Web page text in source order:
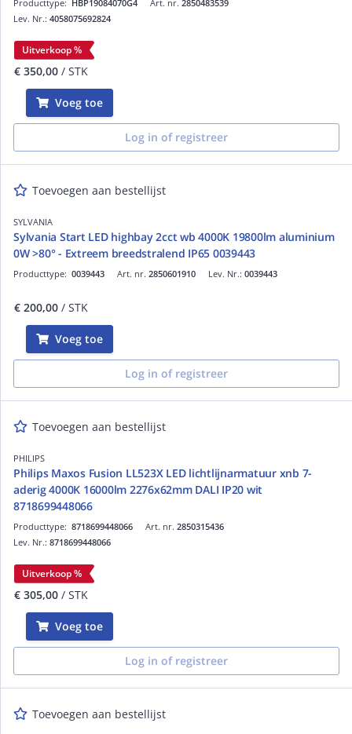
Art. nr. 2850483539
Producttype: HBP19084070G4
Lev. Nr.: 4058075692824
Uitverkoop %
€ 350,00 / STK
Voeg toe
Log in of registreer
Toevoegen aan bestellijst
SYLVANIA
Sylvania Start LED highbay 2cct wb 4000K 19800lm aluminium
0W >80° - Extreem breedstralend IP65 0039443
Art. nr. 2850601910
Producttype: 0039443 Lev. Nr.: 0039443
€ 200,00 / STK
Voeg toe
Log in of registreer
Toevoegen aan bestellijst
PHILIPS
Philips Maxos Fusion LL523X LED lichtlijnarmatuur xnb 7-
aderig 4000K 16000lm 2276x62mm DALI IP20 wit
8718699448066
Art. nr. 2850315436
Producttype: 8718699448066
Lev. Nr.: 8718699448066
Uitverkoop %
€ 305,00 / STK
Voeg toe
Log in of registreer
Toevoegen aan bestellijst